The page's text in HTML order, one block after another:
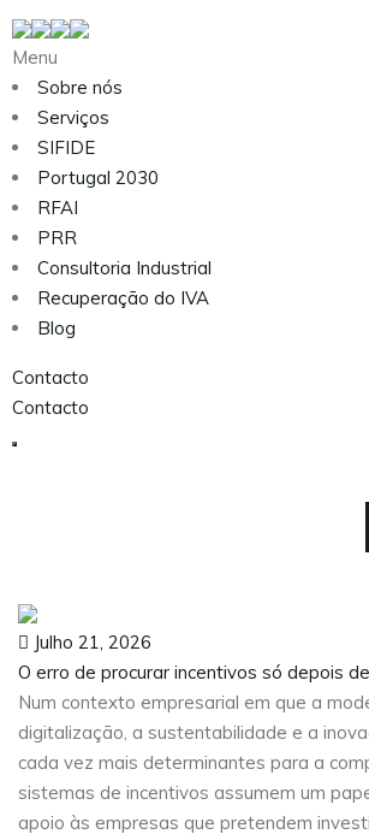
Menu
Sobre nós
Serviços
SIFIDE
Portugal 2030
RFAI
PRR
Consultoria Industrial
Recuperação do IVA
Blog
Contacto
Contacto
Julho 21, 2026
O erro de procurar incentivos só depois
Num contexto empresarial em que a
digitalização, a sustentabilidade e a
cada vez mais determinantes para a
sistemas de incentivos assumem um
apoio às empresas que pretendem